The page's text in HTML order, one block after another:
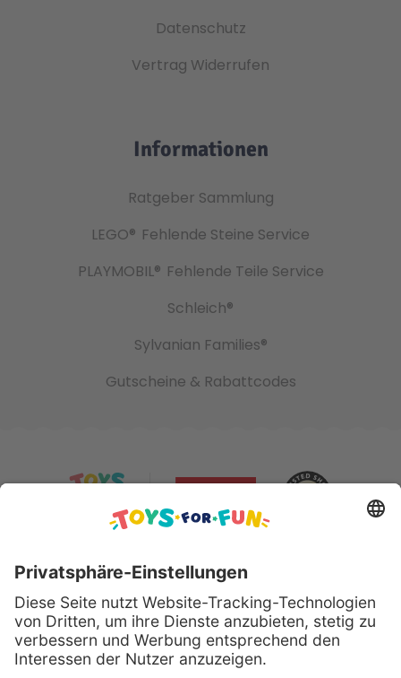
Datenschutz
Vertrag Widerrufen
Informationen
Ratgeber Sammlung
LEGO® Fehlende Steine Service
PLAYMOBIL® Fehlende Teile Service
Schleich®
Sylvanian Families®
Gutscheine & Rabattcodes
Sicher bezahlen mit: